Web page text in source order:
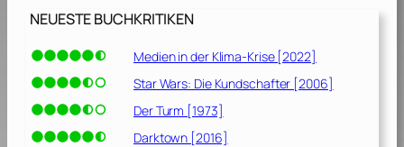
NEUESTE BUCHKRITIKEN
Medien in der Klima-Krise [2022]
Star Wars: Die Kundschafter [2006]
Der Turm [1973]
Darktown [2016]